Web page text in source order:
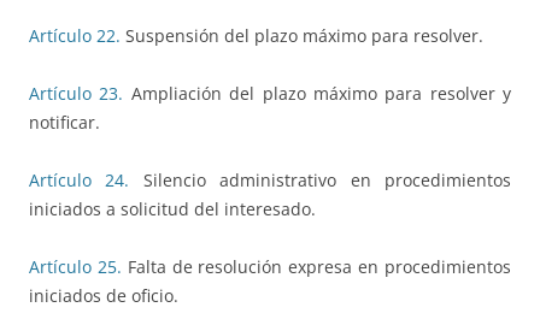
Artículo 22. Suspensión del plazo máximo para resolver.
Artículo 23. Ampliación del plazo máximo para resolver y
notificar.
Artículo 24. Silencio administrativo en procedimientos
iniciados a solicitud del interesado.
Artículo 25. Falta de resolución expresa en procedimientos
iniciados de oficio.